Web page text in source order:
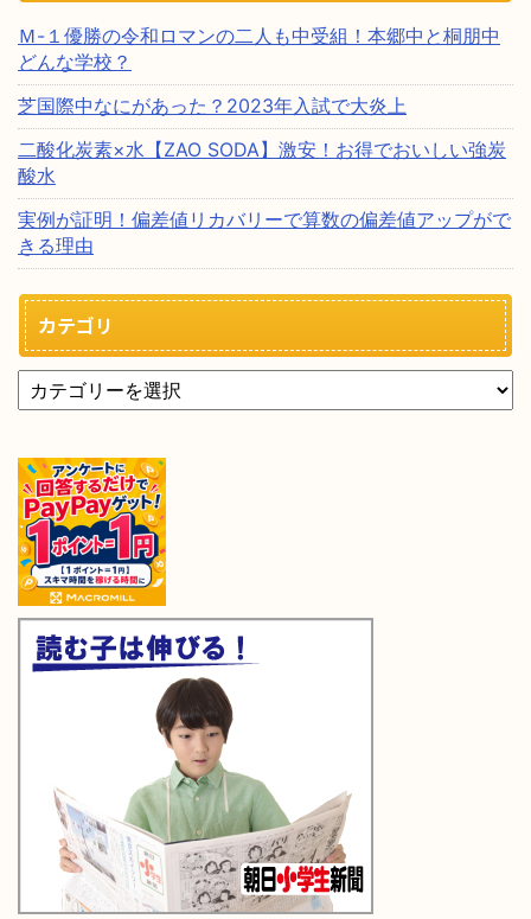
Ｍ-１優勝の令和ロマンの二人も中受組！本郷中と桐朋中
どんな学校？
芝国際中なにがあった？2023年入試で大炎上
二酸化炭素×水【ZAO SODA】激安！お得でおいしい強炭
酸水
実例が証明！偏差値リカバリーで算数の偏差値アップがで
きる理由
カテゴリ